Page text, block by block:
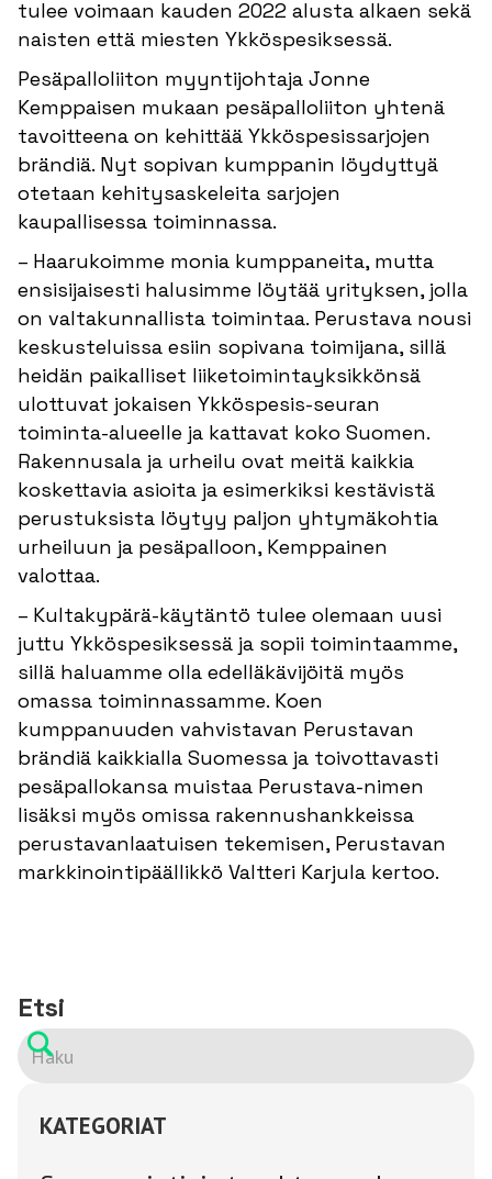
tulee voimaan kauden 2022 alusta alkaen sekä
naisten että miesten Ykköspesiksessä.
Pesäpalloliiton myyntijohtaja Jonne
Kemppaisen mukaan pesäpalloliiton yhtenä
tavoitteena on kehittää Ykköspesissarjojen
brändiä. Nyt sopivan kumppanin löydyttyä
otetaan kehitysaskeleita sarjojen
kaupallisessa toiminnassa.
– Haarukoimme monia kumppaneita, mutta
ensisijaisesti halusimme löytää yrityksen, jolla
on valtakunnallista toimintaa. Perustava nousi
keskusteluissa esiin sopivana toimijana, sillä
heidän paikalliset liiketoimintayksikkönsä
ulottuvat jokaisen Ykköspesis-seuran
toiminta-alueelle ja kattavat koko Suomen.
Rakennusala ja urheilu ovat meitä kaikkia
koskettavia asioita ja esimerkiksi kestävistä
perustuksista löytyy paljon yhtymäkohtia
urheiluun ja pesäpalloon, Kemppainen
valottaa.
– Kultakypärä-käytäntö tulee olemaan uusi
juttu Ykköspesiksessä ja sopii toimintaamme,
sillä haluamme olla edelläkävijöitä myös
omassa toiminnassamme. Koen
kumppanuuden vahvistavan Perustavan
brändiä kaikkialla Suomessa ja toivottavasti
pesäpallokansa muistaa Perustava-nimen
lisäksi myös omissa rakennushankkeissa
perustavanlaatuisen tekemisen, Perustavan
markkinointipäällikkö Valtteri Karjula kertoo.
Etsi
KATEGORIAT